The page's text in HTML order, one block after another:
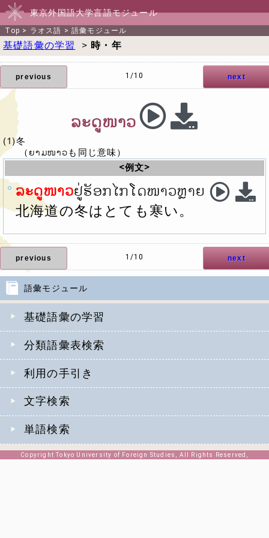
東京外国語大学言語モジュール
Top > ラオス語 >語彙モジュール
語彙モジュール
基礎語彙の学習
分類語彙表検索
利用の手引き
文字検索
単語検索
基礎語彙の学習> 時・年
previous next
1/10
ລະດູໜາວ
(1)冬
（ຍາມໜາວも同じ意味）
<例文>
ລະດູໜາວຢູ່ຮັອກໄກໂດໜາວຫຼາຍ
北海道の冬はとても寒い。
previous next
1/10
Copyright Tokyo University of Foreign Studies, All Rights Reserved,